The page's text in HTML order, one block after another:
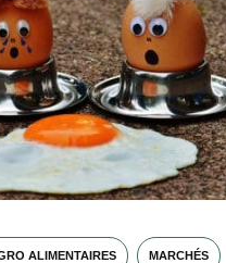
ALIMENTAIRES MARCHÉS